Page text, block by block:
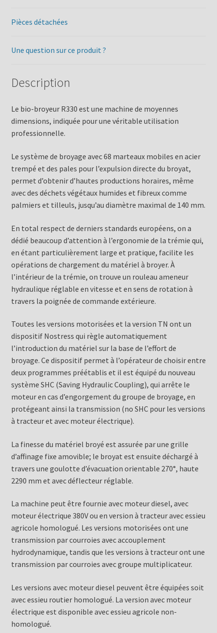
Pièces détachées
Une question sur ce produit ?
Description
Le bio-broyeur R330 est une machine de moyennes
dimensions, indiquée pour une véritable utilisation
professionnelle.
Le système de broyage avec 68 marteaux mobiles en acier
trempé et des pales pour l’expulsion directe du broyat,
permet d’obtenir d’hautes productions horaires, même
avec des déchets végétaux humides et fibreux comme
palmiers et tilleuls, jusqu’au diamètre maximal de 140 mm.
En total respect de derniers standards européens, on a
dédié beaucoup d’attention à l’ergonomie de la trémie qui,
en étant particulièrement large et pratique, facilite les
opérations de chargement du matériel à broyer. À
l’intérieur de la trémie, on trouve un rouleau ameneur
hydraulique réglable en vitesse et en sens de rotation à
travers la poignée de commande extérieure.
Toutes les versions motorisées et la version TN ont un
dispositif Nostress qui règle automatiquement
l’introduction du matériel sur la base de l’effort de
broyage. Ce dispositif permet à l’opérateur de choisir entre
deux programmes préétablis et il est équipé du nouveau
système SHC (Saving Hydraulic Coupling), qui arrête le
moteur en cas d’engorgement du groupe de broyage, en
protégeant ainsi la transmission (no SHC pour les versions
à tracteur et avec moteur électrique).
La finesse du matériel broyé est assurée par une grille
d’affinage fixe amovible; le broyat est ensuite déchargé à
travers une goulotte d’évacuation orientable 270°, haute
2290 mm et avec déflecteur réglable.
La machine peut être fournie avec moteur diesel, avec
moteur électrique 380V ou en version à tracteur avec essieu
agricole homologué. Les versions motorisées ont une
transmission par courroies avec accouplement
hydrodynamique, tandis que les versions à tracteur ont une
transmission par courroies avec groupe multiplicateur.
Les versions avec moteur diesel peuvent être équipées soit
avec essieu routier homologué. La version avec moteur
électrique est disponible avec essieu agricole non-
homologué.